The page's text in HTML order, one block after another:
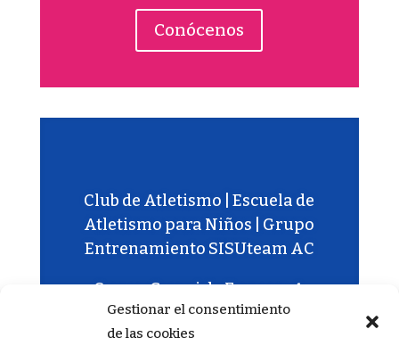
Gestionar el consentimiento
de las cookies
Conócenos
Club de Atletismo | Escuela de
Atletismo para Niños | Grupo
Entrenamiento SISUteam AC
Carrer Gremi de Forners, 4,
07009 Palma, Illes Balears –
618.85.79.60